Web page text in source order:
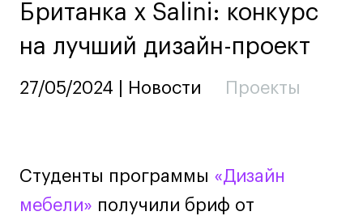
Сценография
Фотография и видео
Дизайн и декорирование интерьера
Среднесрочные
ИЗО и Керамика
Британка х Salini: конкурс
на лучший дизайн-проект
27/05/2024 | Новости Проекты
Студенты программы «Дизайн
мебели» получили бриф от